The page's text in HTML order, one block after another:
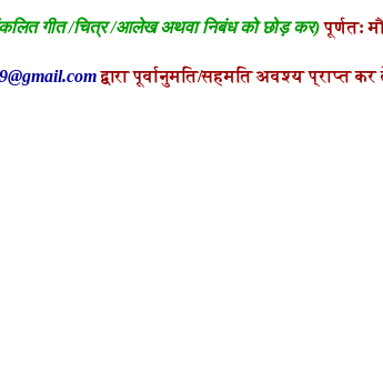
गीत /चित्र /आलेख अथवा निबंध को छोड़ कर) पूर्णत:
द्वारा पूर्वानुमति/सहमति अवश्य प्राप्त